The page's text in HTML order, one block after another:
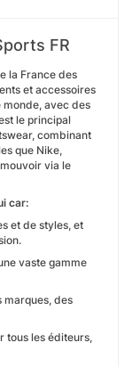
FR
la France des
et accessoires
monde, avec des
le principal
combinant
que Nike,
via le
car:
et de styles, et
vaste gamme
marques, des
tous les éditeurs,